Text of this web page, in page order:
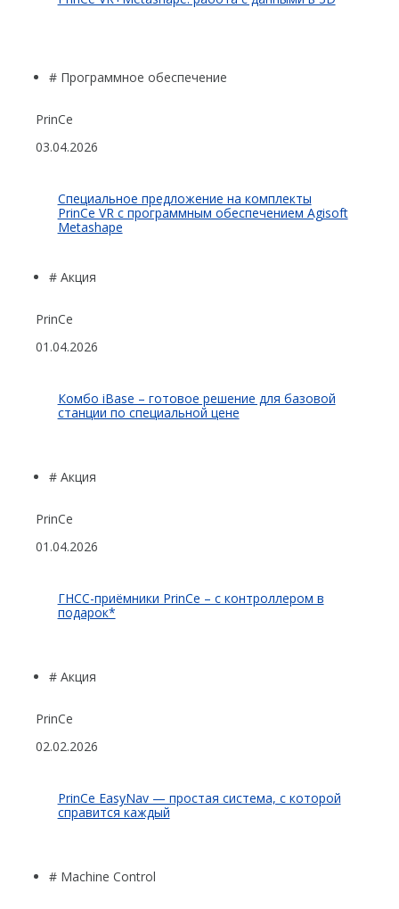
ГНСС-мониторинг
БПЛА
InnoSpector
Гидрография
ГБО
Распродажа
# Программное обеспечение
PrinCe
03.04.2026
Cпециальное предложение на комплекты
PrinCe VR с программным обеспечением Agisoft
Metashape
# Акция
PrinCe
01.04.2026
Комбо iBase – готовое решение для базовой
станции по специальной цене
# Акция
PrinCe
01.04.2026
ГНСС-приёмники PrinCe – с контроллером в
подарок*
# Акция
PrinCe
02.02.2026
PrinCe EasyNav — простая система, с которой
справится каждый
# Machine Control